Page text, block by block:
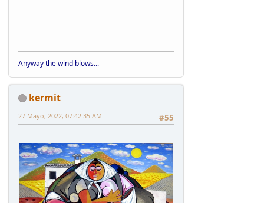
Anyway the wind blows...
kermit
#55
27 Mayo, 2022, 07:42:35 AM